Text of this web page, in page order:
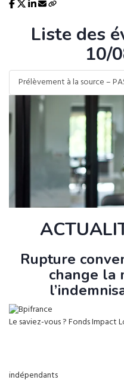
Liste des
10/
Prélèvement à la source –
Rupture
change la
Le saviez-vous ?Fonds Impact
indépendants